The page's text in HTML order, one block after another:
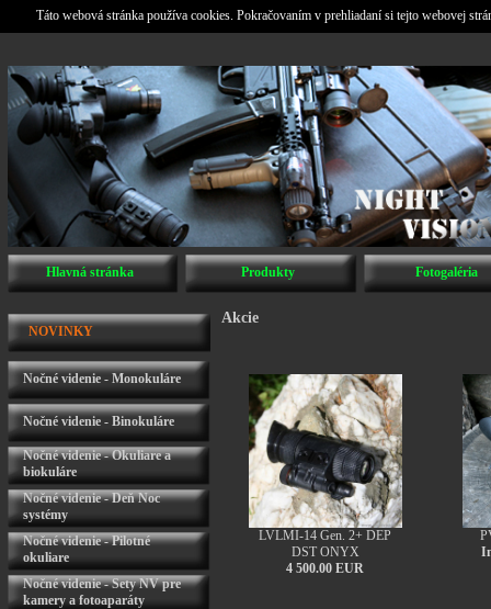
Táto webová stránka používa cookies. Pokračovaním v prehliadaní si tejto webovej
Hlavná stránka Produkty Fotogaléria
NOVINKY
Nočné videnie - Monokuláre
Nočné videnie - Binokuláre
Nočné videnie - Okuliare a
biokuláre
Nočné videnie - Deň Noc
systémy
Nočné videnie - Pilotné
okuliare
Nočné videnie - Sety NV pre
kamery a fotoaparáty
Akcie
LVLMI-14 Gen. 2+ DEP
DST ONYX
4 500.00 EUR